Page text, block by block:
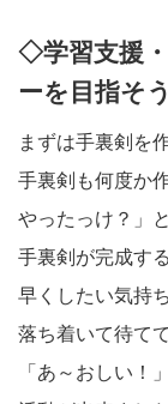
◇学習支援
ーを目指そ
まずは手裏剣を
手裏剣も何度か
やったっけ？」
手裏剣が完成す
早くしたい気持
落ち着いて待て
「あ～おしい！